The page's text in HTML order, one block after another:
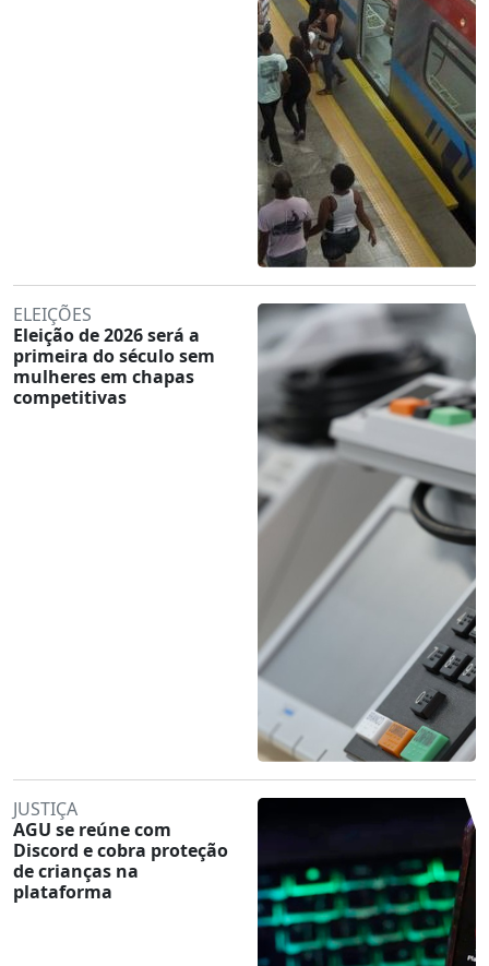
ELEIÇÕES
Eleição de 2026 será a
primeira do século sem
mulheres em chapas
competitivas
JUSTIÇA
AGU se reúne com
Discord e cobra proteção
de crianças na
plataforma